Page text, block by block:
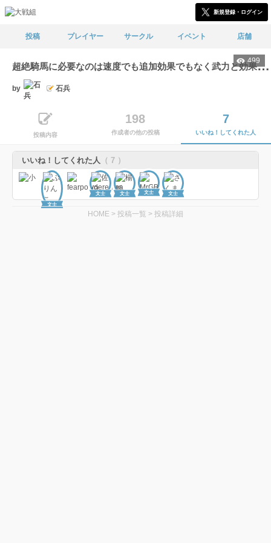
新規登録・ログイン
投稿 プレイヤー サークル イベント 店舗
499超
絶騎馬に必要なのは速度でも追加効果でもなく武力と効果時間
by 石兵
投稿内容
198
作成者の他の投稿
7
いいね！してくれた人
いいね！してくれた人 （ 7 ）
文士
文士 文士 文士 文士
HOME > 投稿一覧 > 投稿詳細